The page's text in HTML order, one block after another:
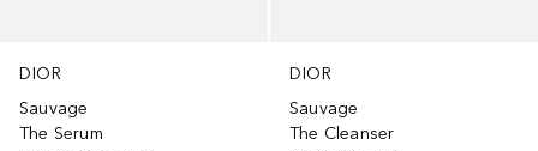
DIOR
Sauvage
The Serum
DIOR
Sauvage
The Cleanser